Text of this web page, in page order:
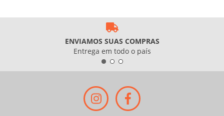
ENVIAMOS SUAS COMPRAS
Entrega em todo o país